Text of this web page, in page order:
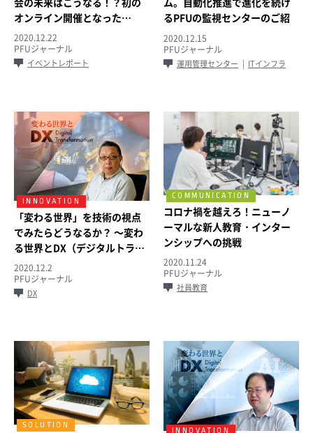
オンライン開催となった
「CEATEC 2020 ONLINE」レ
ポート
2020.12.22
PFUジャーナル
イベントレポート
るPFUの監視センターのご紹
介
2020.12.15
PFUジャーナル
運用管理センター ITインフラ
「変わる世界」を技術の視点
でみたらどうなるか？ ～変わ
る世界とDX（デジタルトラン
スフォーメーション）第3回～
2020.12.2
PFUジャーナル
DX
コロナ禍を越えろ！ニューノ
ーマルな新人教育・インター
ンシップへの挑戦
2020.11.24
PFUジャーナル
社員教育